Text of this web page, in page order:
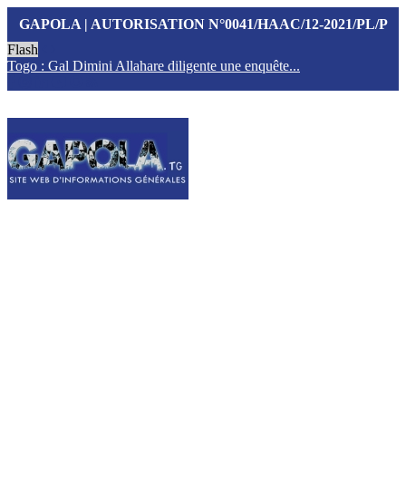
GAPOLA | AUTORISATION N°0041/HAAC/12-2021/PL/P
Flash
Togo : Gal Dimini Allahare diligente une enquête...